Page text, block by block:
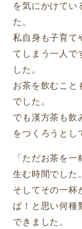
を気にかけてい
た。
私自身も子育て
てしまう一人で
した。
お茶を飲むこと
でした。
でも漢方茶も飲
をつくろうとし
「ただお茶を
生む時間でした。
そしてその一杯
ば！と思い何種
できました。